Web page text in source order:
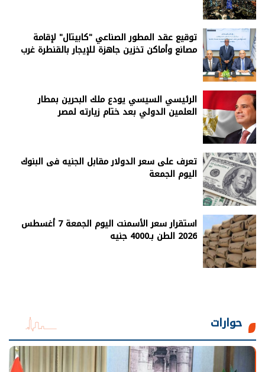
توقيع عقد المطور الصناعي "كابيتال" لإقامة
مصانع وأماكن تخزين جاهزة للإيجار بالقنطرة غرب
الرئيسي السيسي يودع ملك البحرين بمطار
العلمين الدولي بعد ختام زيارته لمصر
تعرف على سعر الدولار مقابل الجنيه فى البنوك
اليوم الجمعة
استقرار سعر الأسمنت اليوم الجمعة 7 أغسطس
2026 الطن بـ4000 جنيه
حوارات